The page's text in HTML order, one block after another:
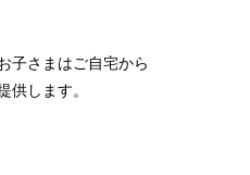
子さまはご自宅から
供します。